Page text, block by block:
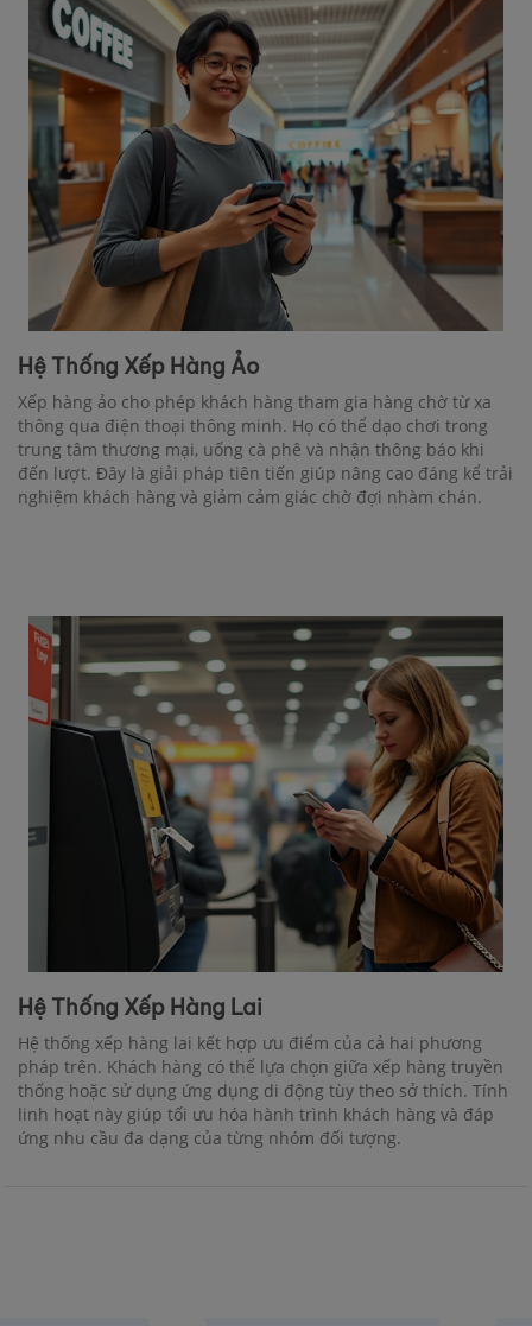
Hệ Thống Xếp Hàng Ảo
Xếp hàng ảo cho phép khách hàng tham gia hàng chờ từ xa
thông qua điện thoại thông minh. Họ có thể dạo chơi trong
trung tâm thương mại, uống cà phê và nhận thông báo khi
đến lượt. Đây là giải pháp tiên tiến giúp nâng cao đáng kể trải
nghiệm khách hàng và giảm cảm giác chờ đợi nhàm chán.
Hệ Thống Xếp Hàng Lai
Hệ thống xếp hàng lai kết hợp ưu điểm của cả hai phương
pháp trên. Khách hàng có thể lựa chọn giữa xếp hàng truyền
thống hoặc sử dụng ứng dụng di động tùy theo sở thích. Tính
linh hoạt này giúp tối ưu hóa hành trình khách hàng và đáp
ứng nhu cầu đa dạng của từng nhóm đối tượng.